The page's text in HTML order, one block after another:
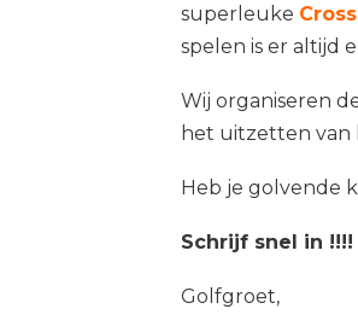
superleuke
spelen is er altijd
Wij organiseren
het uitzetten van
Heb je golvende
Schrijf snel in !!!!
Golfgroet,